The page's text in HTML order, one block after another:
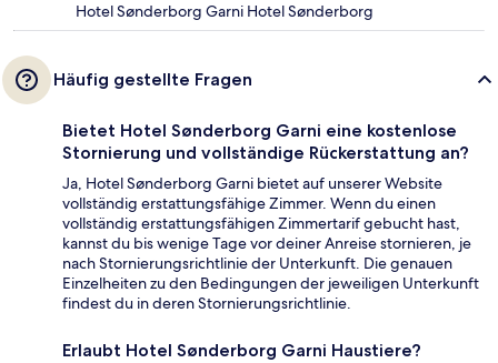
Hotel Sønderborg Garni Hotel Sønderborg
Häufig gestellte Fragen
Bietet Hotel Sønderborg Garni eine kostenlose
Stornierung und vollständige Rückerstattung an?
Ja, Hotel Sønderborg Garni bietet auf unserer Website
vollständig erstattungsfähige Zimmer. Wenn du einen
vollständig erstattungsfähigen Zimmertarif gebucht hast,
kannst du bis wenige Tage vor deiner Anreise stornieren, je
nach Stornierungsrichtlinie der Unterkunft. Die genauen
Einzelheiten zu den Bedingungen der jeweiligen Unterkunft
findest du in deren Stornierungsrichtlinie.
Erlaubt Hotel Sønderborg Garni Haustiere?